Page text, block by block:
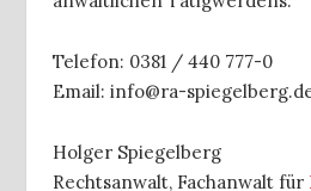
Telefon: 0381 / 440 777-0
Email: info@ra-
Holger Spiegelberg
Rechtsanwalt, Fachanwalt für